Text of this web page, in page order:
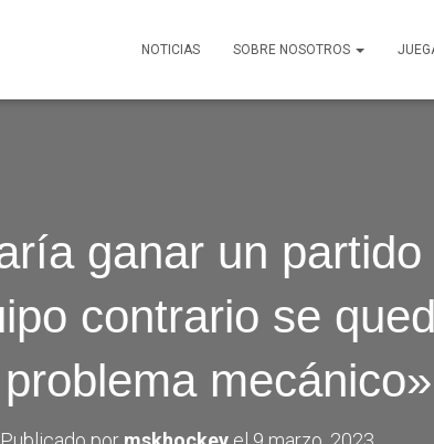
NOTICIAS SOBRE NOSOTROS
ganar un
contrario se
mecánico»